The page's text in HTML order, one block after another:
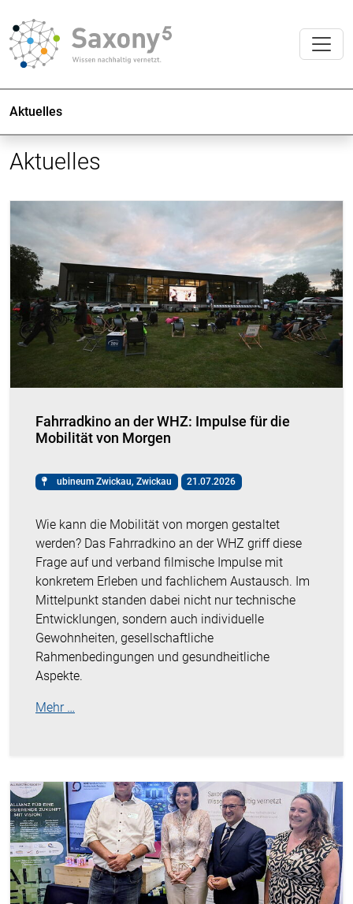
Aktuelles
Aktuelles
Fahrradkino an der WHZ: Impulse für die
Mobilität von Morgen
ubineum Zwickau, Zwickau 21.07.2026
Wie kann die Mobilität von morgen gestaltet
werden? Das Fahrradkino an der WHZ griff diese
Frage auf und verband filmische Impulse mit
konkretem Erleben und fachlichem Austausch. Im
Mittelpunkt standen dabei nicht nur technische
Entwicklungen, sondern auch individuelle
Gewohnheiten, gesellschaftliche
Rahmenbedingungen und gesundheitliche
Aspekte.
Mehr …